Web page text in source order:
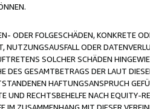
ODER FOLGESCHÄDEN, KONKRETE
NUTZUNGSAUSFALL ODER
SOLCHER SCHÄDEN
GESAMTBETRAGS DER LAUT
HAFTUNGSANSPRUCH
UND RECHTSBEHELFE NACH EQUITY-